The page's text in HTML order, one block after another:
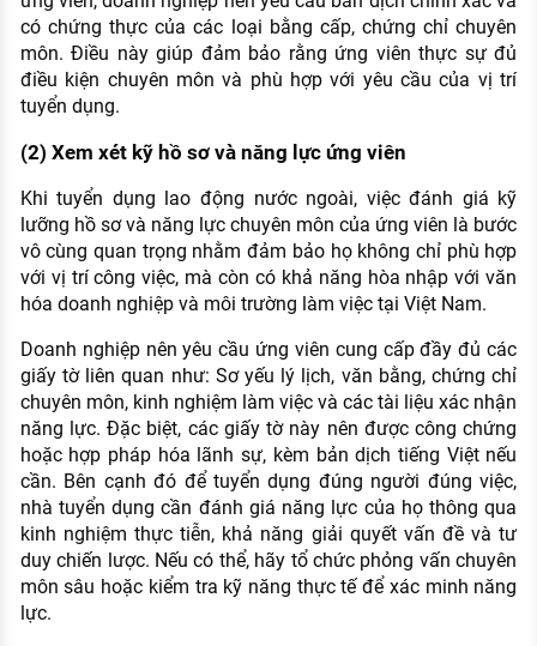
có chứng thực của các loại bằng cấp, chứng chỉ chuyên
môn. Điều này giúp đảm bảo rằng ứng viên thực sự đủ
điều kiện chuyên môn và phù hợp với yêu cầu của vị trí
tuyển dụng.
(2) Xem xét kỹ hồ sơ và năng lực ứng viên
Khi tuyển dụng lao động nước ngoài, việc đánh giá kỹ
lưỡng hồ sơ và năng lực chuyên môn của ứng viên là bước
vô cùng quan trọng nhằm đảm bảo họ không chỉ phù hợp
với vị trí công việc, mà còn có khả năng hòa nhập với văn
hóa doanh nghiệp và môi trường làm việc tại Việt Nam.
Doanh nghiệp nên yêu cầu ứng viên cung cấp đầy đủ các
giấy tờ liên quan như: Sơ yếu lý lịch, văn bằng, chứng chỉ
chuyên môn, kinh nghiệm làm việc và các tài liệu xác nhận
năng lực. Đặc biệt, các giấy tờ này nên được công chứng
hoặc hợp pháp hóa lãnh sự, kèm bản dịch tiếng Việt nếu
cần. Bên cạnh đó để tuyển dụng đúng người đúng việc,
nhà tuyển dụng cần đánh giá năng lực của họ thông qua
kinh nghiệm thực tiễn, khả năng giải quyết vấn đề và tư
duy chiến lược. Nếu có thể, hãy tổ chức phỏng vấn chuyên
môn sâu hoặc kiểm tra kỹ năng thực tế để xác minh năng
lực.